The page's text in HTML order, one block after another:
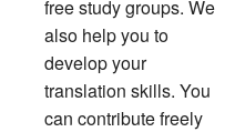
also help you to
develop your
translation skills. You
can contribute freely